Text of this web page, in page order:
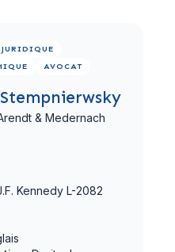
JURIDIQUE
AVOCAT
& Medernach
Kennedy L-2082